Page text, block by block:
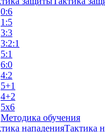
0:6
1:5
3:3
3:2:1
5:1
6:0
4:2
5+1
4+2
5x6
Методика обучения
Тактика